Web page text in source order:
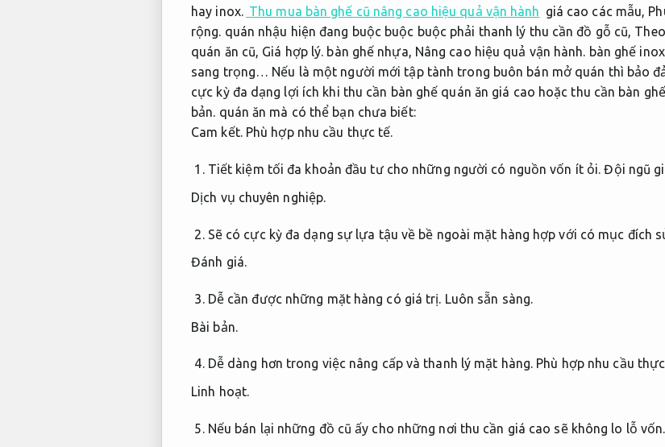
hay inox. Thu mua bàn ghế cũ nâng cao hiệu quả vận hành giá cao các mẫu,
rộng. quán nhậu hiện đang buộc buộc buộc phải thanh lý thu cần đồ gỗ cũ,
quán ăn cũ, Giá hợp lý. bàn ghế nhựa, Nâng cao hiệu quả vận hành. bàn ghế
sang trọng… Nếu là một người mới tập tành trong buôn bán mở quán thì bảo
cực kỳ đa dạng lợi ích khi thu cần bàn ghế quán ăn giá cao hoặc thu cần bàn
bản. quán ăn mà có thể bạn chưa biết:
Cam kết. Phù hợp nhu cầu thực tế.
Tiết kiệm tối đa khoản đầu tư cho những người có nguồn vốn ít ỏi.Đội ngũ
Dịch vụ chuyên nghiệp.
Sẽ có cực kỳ đa dạng sự lựa tậu về bề ngoài mặt hàng hợp với có mục đích
Đánh giá.
Dễ cần được những mặt hàng có giá trị. Luôn sẵn sàng.
Bài bản.
Dễ dàng hơn trong việc nâng cấp và thanh lý mặt hàng. Phù hợp nhu cầu
Linh hoạt.
Nếu bán lại những đồ cũ ấy cho những nơi thu cần giá cao sẽ không lo lỗ vốn.